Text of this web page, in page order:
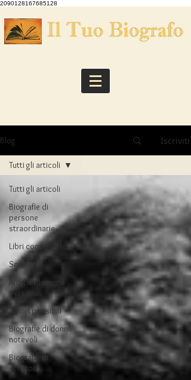
2090128167685128
Blog Iscriviti
Tutti gli articoli
Biografie di
persone
straordinarie
Libri consigliati
Scrittura
Alcune memorie
personali
Amori possibili
Biografie di donne
notevoli
Biografie di
scrittori
Tutti gli articoli